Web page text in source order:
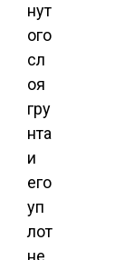
нут
ого
сл
оя
гру
нта
и
его
уп
лот
не